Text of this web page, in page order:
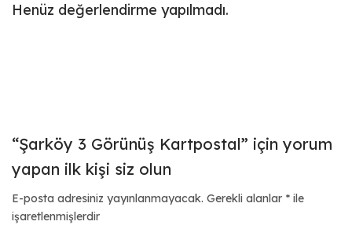
Henüz değerlendirme yapılmadı.
“Şarköy 3 Görünüş Kartpostal” için yorum
yapan ilk kişi siz olun
E-posta adresiniz yayınlanmayacak. Gerekli alanlar * ile
işaretlenmişlerdir